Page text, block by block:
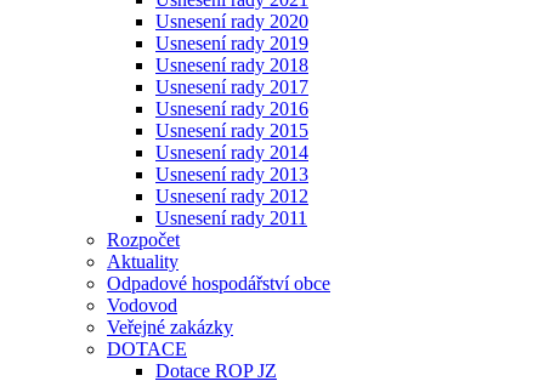
Usnesení rady 2020
Usnesení rady 2019
Usnesení rady 2018
Usnesení rady 2017
Usnesení rady 2016
Usnesení rady 2015
Usnesení rady 2014
Usnesení rady 2013
Usnesení rady 2012
Usnesení rady 2011
Rozpočet
Aktuality
Odpadové hospodářství obce
Vodovod
Veřejné zakázky
DOTACE
Dotace ROP JZ